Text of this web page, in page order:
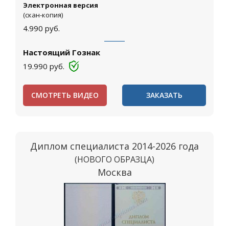
Электронная версия
(скан-копия)
4.990 руб.
Настоящий Гознак
19.990 руб.
СМОТРЕТЬ ВИДЕО ЗАКАЗАТЬ
Диплом специалиста 2014-2026 года
(НОВОГО ОБРАЗЦА)
Москва